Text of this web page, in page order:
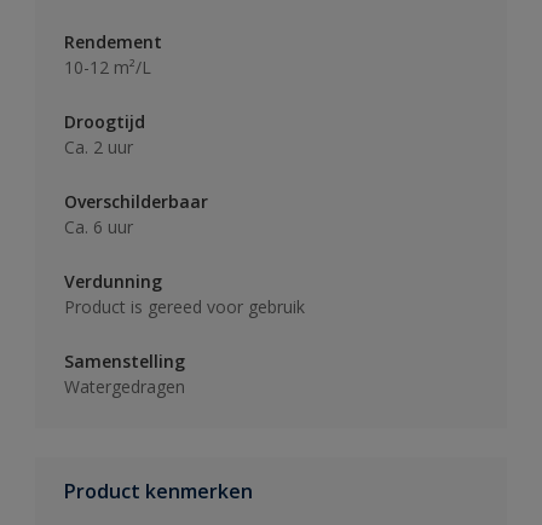
Rendement
10-12 m²/L
Droogtijd
Ca. 2 uur
Overschilderbaar
Ca. 6 uur
Verdunning
Product is gereed voor gebruik
Samenstelling
Watergedragen
Product kenmerken